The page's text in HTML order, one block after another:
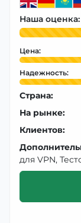
Наша оценка:
Цена:
Надежность:
Страна:
На рынке:
Клиентов:
для VPN,